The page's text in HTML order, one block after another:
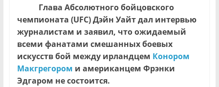
Глава Абсолютного бойцовского
чемпионата (UFC) Дэйн Уайт дал интервью
журналистам и заявил, что ожидаемый
всеми фанатами смешанных боевых
искусств бой между ирландцем Конором
Макгрегором и американцем Фрэнки
Эдгаром не состоится.